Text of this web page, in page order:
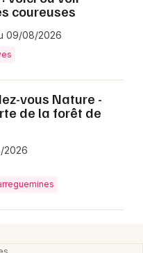
coureuses
09/08/2026
vous Nature -
de la forêt de
2026